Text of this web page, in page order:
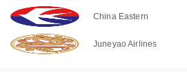
China Eastern
Juneyao Airlines